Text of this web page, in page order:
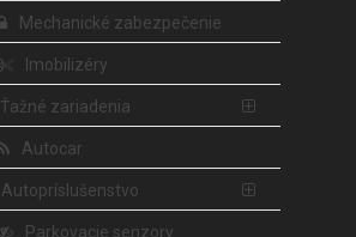
Mechanické zabezpečenie
Imobilizéry
Ťažné zariadenia
Autocar
Autopríslušenstvo
Parkovacie senzory